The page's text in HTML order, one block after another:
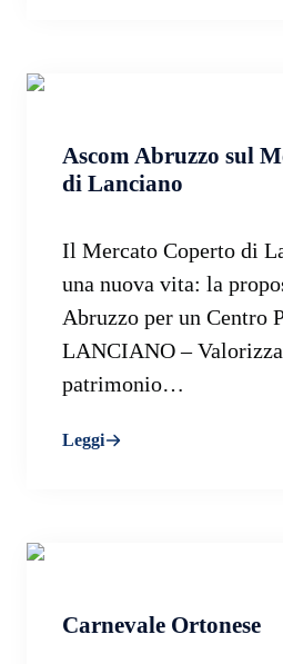
Ascom Abruzzo sul
di Lanciano
Il Mercato Coperto di
una nuova vita: la
Abruzzo per un Centro
LANCIANO –
patrimonio…
Leggi
Carnevale Ortonese